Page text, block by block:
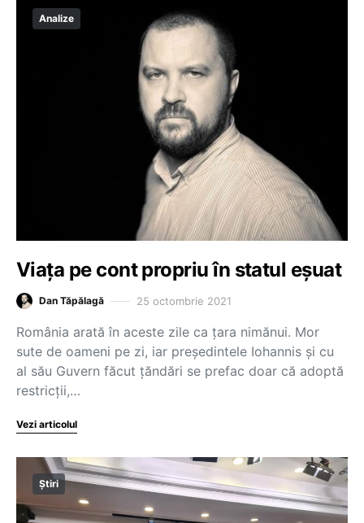
Analize
Viața pe cont propriu în statul eșuat
Dan Tăpălagă 25 octombrie 2021
România arată în aceste zile ca țara nimănui. Mor
sute de oameni pe zi, iar președintele Iohannis și cu
al său Guvern făcut țăndări se prefac doar că adoptă
restricții,…
Vezi articolul
Știri